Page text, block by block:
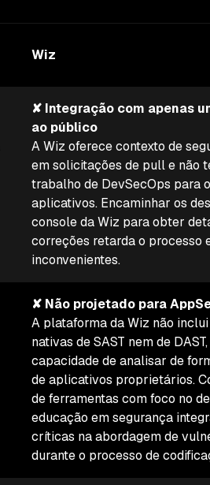
Wiz
✘ Integração com apenas
ao público
A Wiz oferece contexto de
em solicitações de pull e não
trabalho de DevSecOps para
aplicativos. Encaminhar os
console da Wiz para obter
correções retarda o processo
inconvenientes.
✘ Não projetado para
A plataforma da Wiz não
nativas de SAST nem de
capacidade de analisar de
de aplicativos proprietários.
de ferramentas com foco no
educação em segurança
críticas na abordagem de
durante o processo de